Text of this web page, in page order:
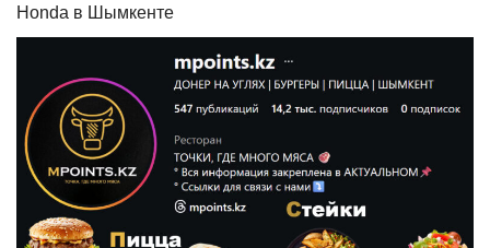
Honda в Шымкенте